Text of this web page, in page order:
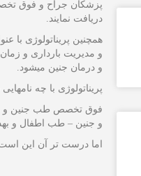
پزشکان جراح و فوق
دریافت نمایند.
همچنین پریناتولوژی
و مدیریت بارداری و
و درمان جنین میشود.
پریناتولوژی با چه
فوق تخصص طب جنین و
و جنین – طب اطفال و
اما درست تر آن این